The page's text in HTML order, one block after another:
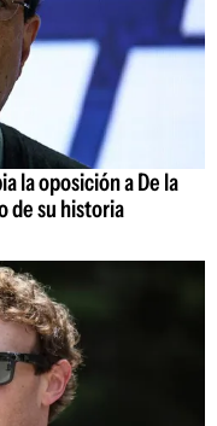
la oposición a De la
de su historia